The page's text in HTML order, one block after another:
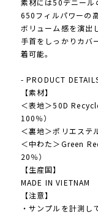
素材には50デニール
650フィルパワーの
ボリューム感を演出
手首をしっかりカバ
着可能。
- PRODUCT
【素材】
＜表地＞50D
100％）
＜裏地＞ポリエステ
＜中わた＞Green
20％）
【生産国】
MADE IN VIETNAM
【注意】
・サンプルを計測し